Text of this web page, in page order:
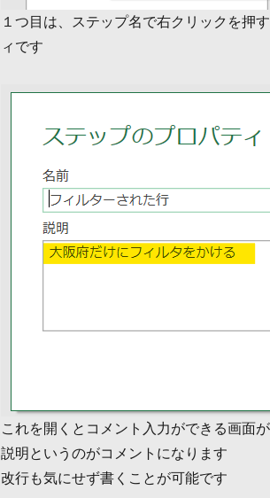
１つ目は、ステップ名で右クリックを押
ィです
これを開くとコメント入力ができる画面
説明というのがコメントになります
改行も気にせず書くことが可能です